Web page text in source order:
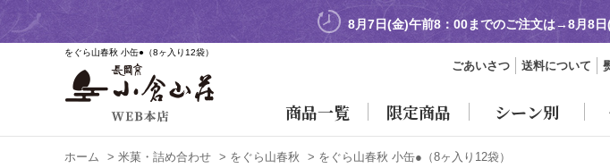
をぐら山春秋 小缶● （8ヶ入り12袋）
8月7日(金)午前8：00までのご注文は→8月8
ごあいさつ 送料について
商品一覧 限定商品 シーン別
ホーム > 米菓・詰め合わせ > をぐら山春秋 > をぐら山春秋 小缶● （8ヶ入り12袋）